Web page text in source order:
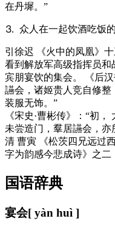
在丹墀。”
⒊ 众人在一起饮酒吃饭的
引 徐迟 《火中的凤凰》
看到解放军高级指挥员
宾朋宴饮的集会。 《后
讌会，诸姬贵人竞自修整
装服无饰。”
《宋史·曹彬传》：“初
未尝造门，羣居讌会，
清 曹寅 《松茨四兄远过
字为韵感今悲成诗》之二
国语辞典
宴会[ yàn huì ]